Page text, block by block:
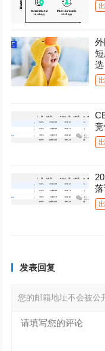
选
竞
发表回复
您的邮箱地址不会被公